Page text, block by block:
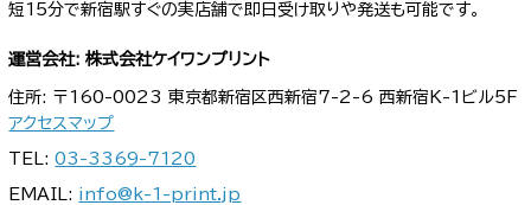
短15分で新宿駅すぐの実店舗で即日受け取りや発送も可能です。
運営会社: 株式会社ケイワンプリント
住所: 〒160-0023 東京都新宿区西新宿7-2-6 西新宿K-1ビル5F
アクセスマップ
TEL:03-3369-7120
EMAIL: info@k-1-print.jp